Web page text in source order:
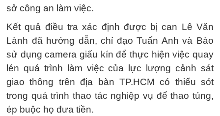
sở công an làm việc.
Kết quả điều tra xác định được bị can Lê Văn
Lành đã hướng dẫn, chỉ đạo Tuấn Anh và Bảo
sử dụng camera giấu kín để thực hiện việc quay
lén quá trình làm việc của lực lượng cảnh sát
giao thông trên địa bàn TP.HCM có thiếu sót
trong quá trình thao tác nghiệp vụ để thao túng,
ép buộc họ đưa tiền.